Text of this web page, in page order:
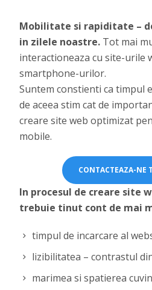
Mobilitate si rapiditate –
in zilele noastre. Tot mai
interactioneaza cu site-urile
smartphone-urilor.
Suntem constienti ca timpul
de aceea stim cat de
creare site web optimizat
mobile.
CONTACTEAZA-NE
In procesul de creare site
trebuie tinut cont de mai
timpul de incarcare al
lizibilitatea – contrastul
marimea si spatierea